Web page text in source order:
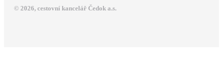
© 2026, cestovní kancelář Čedok a.s.